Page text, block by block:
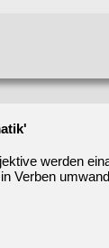
werden
Verben